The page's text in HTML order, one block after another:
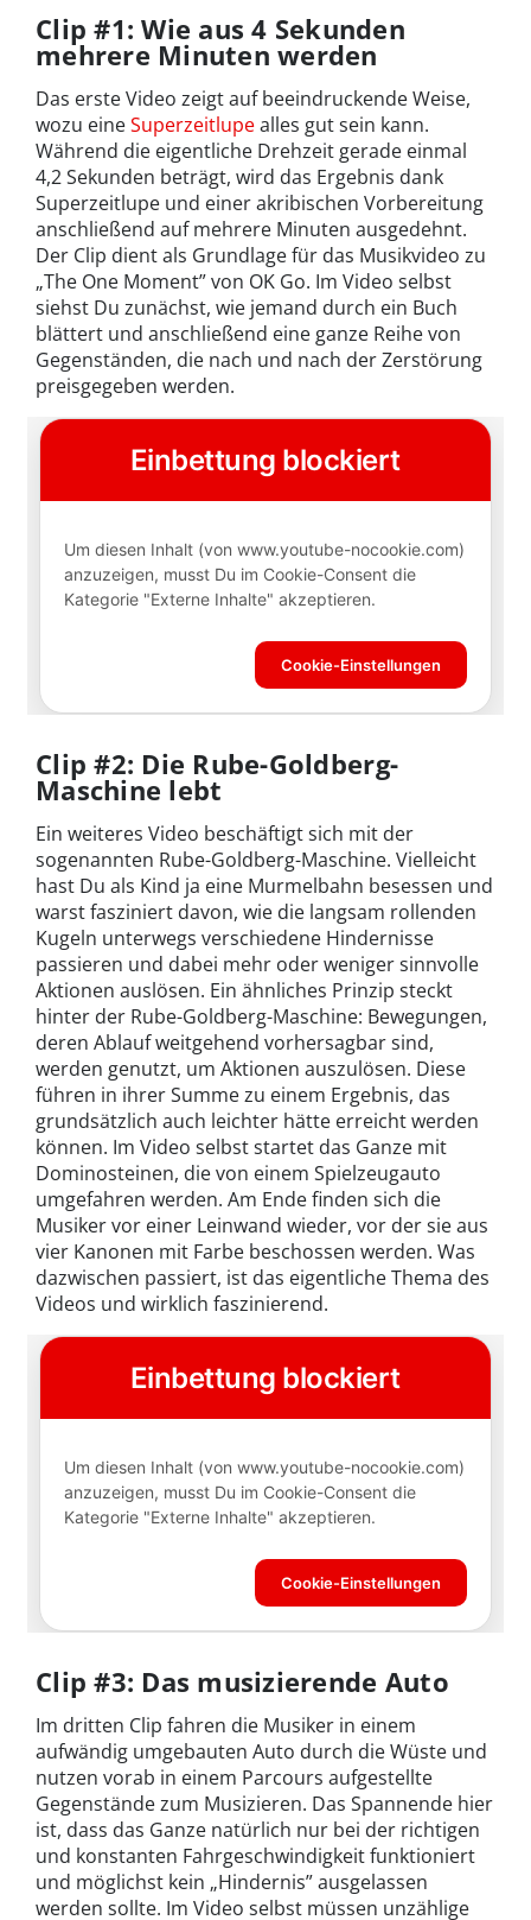
Clip #1: Wie aus 4 Sekunden
mehrere Minuten werden
Das erste Video zeigt auf beeindruckende Weise,
wozu eineSuperzeitlupealles gut sein kann.
Während die eigentliche Drehzeit gerade einmal
4,2 Sekunden beträgt, wird das Ergebnis dank
Superzeitlupe und einer akribischen Vorbereitung
anschließend auf mehrere Minuten ausgedehnt.
Der Clip dient als Grundlage für das Musikvideo zu
„The One Moment” von OK Go. Im Video selbst
siehst Du zunächst, wie jemand durch ein Buch
blättert und anschließend eine ganze Reihe von
Gegenständen, die nach und nach der Zerstörung
preisgegeben werden.
Clip #2: Die Rube-Goldberg-
Maschine lebt
Ein weiteres Video beschäftigt sich mit der
sogenannten Rube-Goldberg-Maschine. Vielleicht
hast Du als Kind ja eine Murmelbahn besessen und
warst fasziniert davon, wie die langsam rollenden
Kugeln unterwegs verschiedene Hindernisse
passieren und dabei mehr oder weniger sinnvolle
Aktionen auslösen. Ein ähnliches Prinzip steckt
hinter der Rube-Goldberg-Maschine: Bewegungen,
deren Ablauf weitgehend vorhersagbar sind,
werden genutzt, um Aktionen auszulösen. Diese
führen in ihrer Summe zu einem Ergebnis, das
grundsätzlich auch leichter hätte erreicht werden
können. Im Video selbst startet das Ganze mit
Dominosteinen, die von einem Spielzeugauto
umgefahren werden. Am Ende finden sich die
Musiker vor einer Leinwand wieder, vor der sie aus
vier Kanonen mit Farbe beschossen werden. Was
dazwischen passiert, ist das eigentliche Thema des
Videos und wirklich faszinierend.
Clip #3: Das musizierende Auto
Im dritten Clip fahren die Musiker in einem
aufwändig umgebauten Auto durch die Wüste und
nutzen vorab in einem Parcours aufgestellte
Gegenstände zum Musizieren. Das Spannende hier
ist, dass das Ganze natürlich nur bei der richtigen
und konstanten Fahrgeschwindigkeit funktioniert
und möglichst kein „Hindernis” ausgelassen
werden sollte. Im Video selbst müssen unzählige